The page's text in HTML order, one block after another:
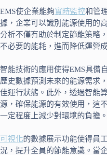
EMS使企業能夠實時監控和管
據，企業可以識別能源使用的
分析不僅有助於制定節能策略
不必要的能耗，進而降低運營
智能技術的應用使得EMS具備
歷史數據預測未來的能源需求
佳運行狀態。此外，透過智能
源，確保能源的有效使用，這
一定程度上減少對環境的負擔。
可視化的數據展示功能使得員
況，提升全員的節能意識。當